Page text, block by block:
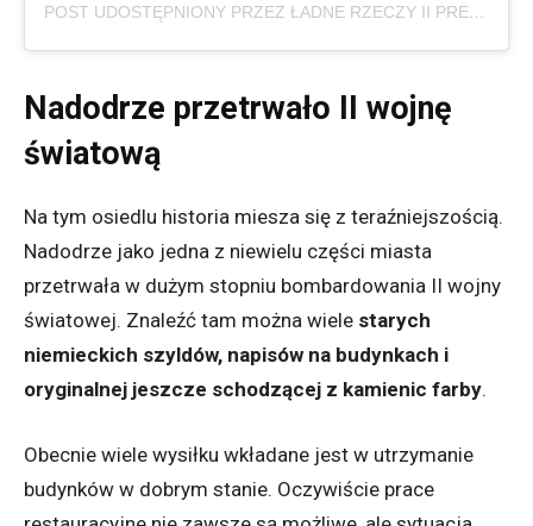
POST UDOSTĘPNIONY PRZEZ ŁADNE RZECZY II PREZENTY II ŚWIECE II BIŻUTERIA II RĘKODZIEŁO (@LADNERZECZY.SKLEP)
Nadodrze przetrwało II wojnę
światową
Na tym osiedlu historia miesza się z teraźniejszością.
Nadodrze jako jedna z niewielu części miasta
przetrwała w dużym stopniu bombardowania II wojny
światowej. Znaleźć tam można wiele starych
niemieckich szyldów, napisów na budynkach i
oryginalnej jeszcze schodzącej z kamienic farby.
Obecnie wiele wysiłku wkładane jest w utrzymanie
budynków w dobrym stanie. Oczywiście prace